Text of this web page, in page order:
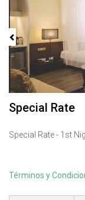
Special Rate
Special Rate - 1st
Términos y